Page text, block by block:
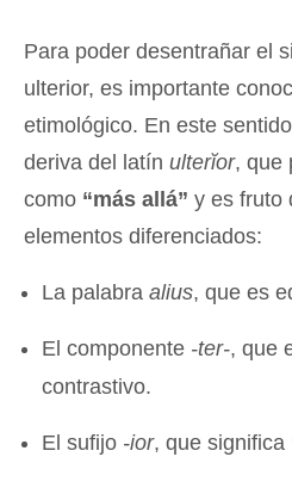
Para poder desentrañar el
ulterior, es importante
etimológico. En este
deriva del latín ulterĭor, que
como “más allá” y es fruto
elementos diferenciados:
La palabraalius, que es
El componente -ter-, que
contrastivo.
El sufijo -ior, que significa